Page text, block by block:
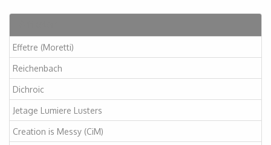
Effetre (Moretti)
Reichenbach
Dichroic
Jetage Lumiere Lusters
Creation is Messy (CiM)